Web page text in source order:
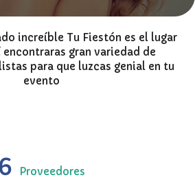
increíble Tu Fiestón es el lugar
gran variedad de
para que luzcas genial en tu
evento
6 Proveedores